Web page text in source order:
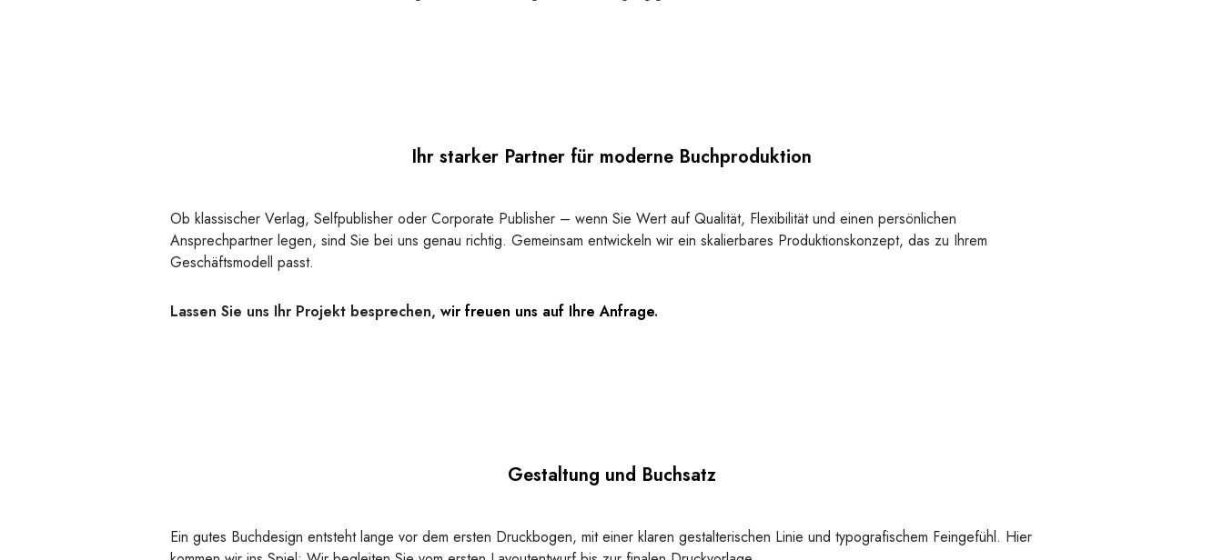
Ihr starker Partner für moderne Buchproduktion
Ob klassischer Verlag, Selfpublisher oder Corporate Publisher – wenn Sie Wert auf Qualität, Flexibilität und einen persönlichen
Ansprechpartner legen, sind Sie bei uns genau richtig. Gemeinsam entwickeln wir ein skalierbares Produktionskonzept, das zu Ihrem
Geschäftsmodell passt.
Lassen Sie uns Ihr Projekt besprechen, wir freuen uns auf Ihre Anfrage.
Gestaltung und Buchsatz
Ein gutes Buchdesign entsteht lange vor dem ersten Druckbogen, mit einer klaren gestalterischen Linie und typografischem Feingefühl. Hier